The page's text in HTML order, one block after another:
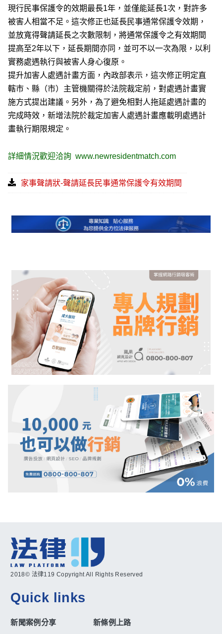
現行民事保護令的效期最長1年，並僅能延長1次，對許多
被害人相當不足。這次修正也延長民事通常保護令效期，
並放寬得聲請延長之次數限制，將通常保護令之有效期間
提高至2年以下，延長期間亦同，並可不以一次為限，以利
實務處遇執行與被害人身心復原。
提升加害人處遇計畫方面，內政部表示，這次修正明定直
轄市、縣（市）主管機關得於法院裁定前，對處遇計畫實
施方式提出建議。另外，為了避免相對人拖延處遇計畫的
完成時效，新增法院於裁定加害人處遇計畫應載明處遇計
畫執行期限規定。
詳細情況歡迎洽詢www.newresidentmatch.com
家事聲請狀-聲請延長民事通常保護令有效期間
2018© 法律119 Copyright All Rights Reserved
Quick links
新聞案例分享 新條例上路